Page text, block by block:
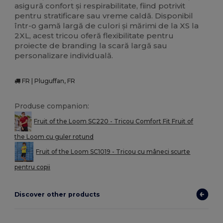
asigură confort și respirabilitate, fiind potrivit
pentru stratificare sau vreme caldă. Disponibil
într-o gamă largă de culori și mărimi de la XS la
2XL, acest tricou oferă flexibilitate pentru
proiecte de branding la scară largă sau
personalizare individuală.
FR | Pluguffan, FR
Produse companion:
Fruit of the Loom SC220 - Tricou Comfort Fit Fruit of
the Loom cu guler rotund
Fruit of the Loom SC1019 - Tricou cu mâneci scurte
pentru copii
Discover other products